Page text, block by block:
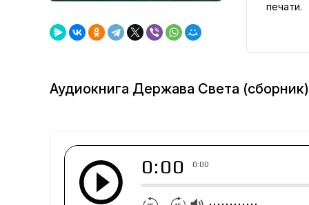
печати.
Аудиокнига Держава Света
0:00 0:00